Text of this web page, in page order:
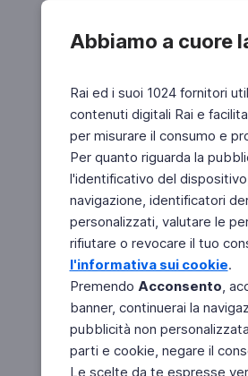
Abbiamo a cuore
Rai ed i suoi 1024 fornitori
contenuti digitali Rai e
per misurare il consumo e
Per quanto riguarda la
l'identificativo del
navigazione, identificatori
personalizzati, valutare le
rifiutare o revocare il tuo
l'informativa sui cookie.
Premendo Acconsento,
banner, continuerai la
pubblicità non
parti e cookie, negare il
Le scelte da te espresse